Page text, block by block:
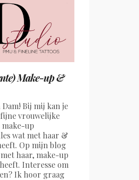
Make-up &
Dam! Bij mij kan je
vrouwelijke
up
wat met haar &
Op mijn blog
haar, make-up
Interesse om
Ik hoor graag